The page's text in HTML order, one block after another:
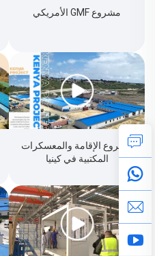
مشروع GMF الأمريكي
مشروع الإقامة والمعسكرات
المكتبية في كينيا